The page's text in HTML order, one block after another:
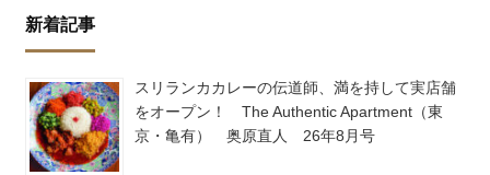
新着記事
スリランカカレーの伝道師、満を持して実店舗
をオープン！ The Authentic Apartment（東
京・亀有） 奥原直人 26年8月号